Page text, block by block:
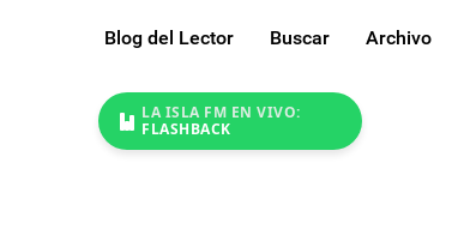
Blog del Lector Buscar Archivo
LA ISLA FM EN VIVO:
FLASHBACK